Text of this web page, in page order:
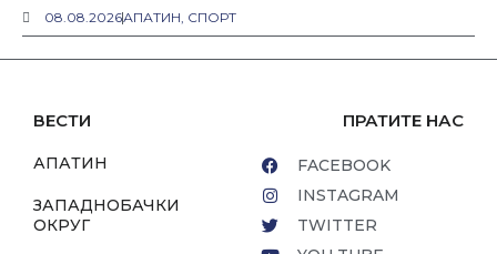
08.08.2026АПАТИН, СПОРТ
ВЕСТИ
АПАТИН
ЗАПАДНОБАЧКИ
ОКРУГ
ПРАТИТЕ НАС
FACEBOOK
INSTAGRAM
TWITTER